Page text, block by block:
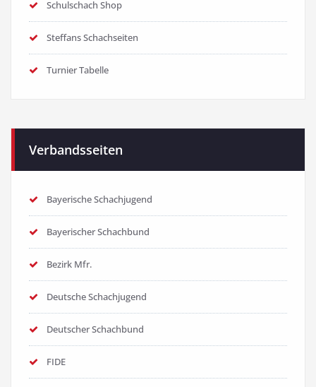
Schulschach Shop
Steffans Schachseiten
Turnier Tabelle
Verbandsseiten
Bayerische Schachjugend
Bayerischer Schachbund
Bezirk Mfr.
Deutsche Schachjugend
Deutscher Schachbund
FIDE